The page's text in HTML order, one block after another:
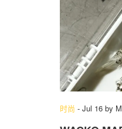
时尚 - Jul 16 by